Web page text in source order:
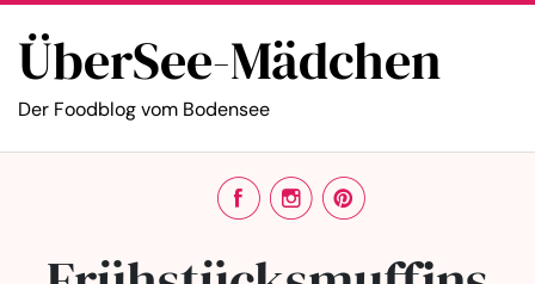
ÜberSee-Mädchen
Der Foodblog vom Bodensee